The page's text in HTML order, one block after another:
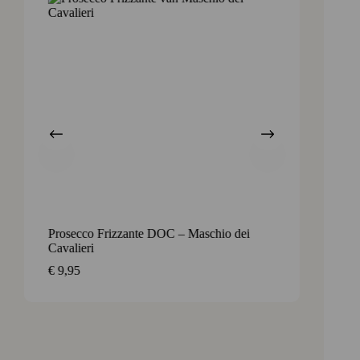
Prosecco Frizzante DOC – Maschio dei
Cavalieri
€ 9,95